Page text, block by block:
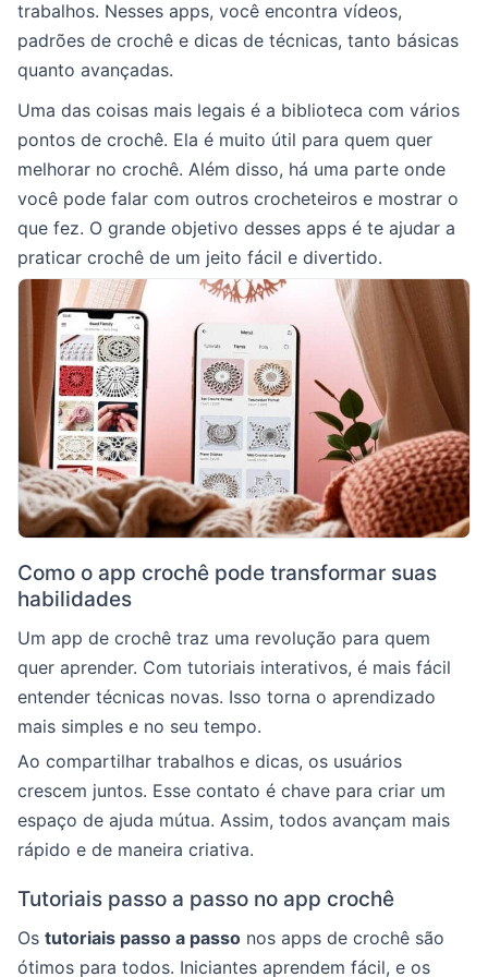
trabalhos. Nesses apps, você encontra vídeos,
padrões de crochê e dicas de técnicas, tanto básicas
quanto avançadas.
Uma das coisas mais legais é a biblioteca com vários
pontos de crochê. Ela é muito útil para quem quer
melhorar no crochê. Além disso, há uma parte onde
você pode falar com outros crocheteiros e mostrar o
que fez. O grande objetivo desses apps é te ajudar a
praticar crochê de um jeito fácil e divertido.
Como o app crochê pode transformar suas
habilidades
Um app de crochê traz uma revolução para quem
quer aprender. Com tutoriais interativos, é mais fácil
entender técnicas novas. Isso torna o aprendizado
mais simples e no seu tempo.
Ao compartilhar trabalhos e dicas, os usuários
crescem juntos. Esse contato é chave para criar um
espaço de ajuda mútua. Assim, todos avançam mais
rápido e de maneira criativa.
Tutoriais passo a passo no app crochê
Os tutoriais passo a passo nos apps de crochê são
ótimos para todos. Iniciantes aprendem fácil, e os